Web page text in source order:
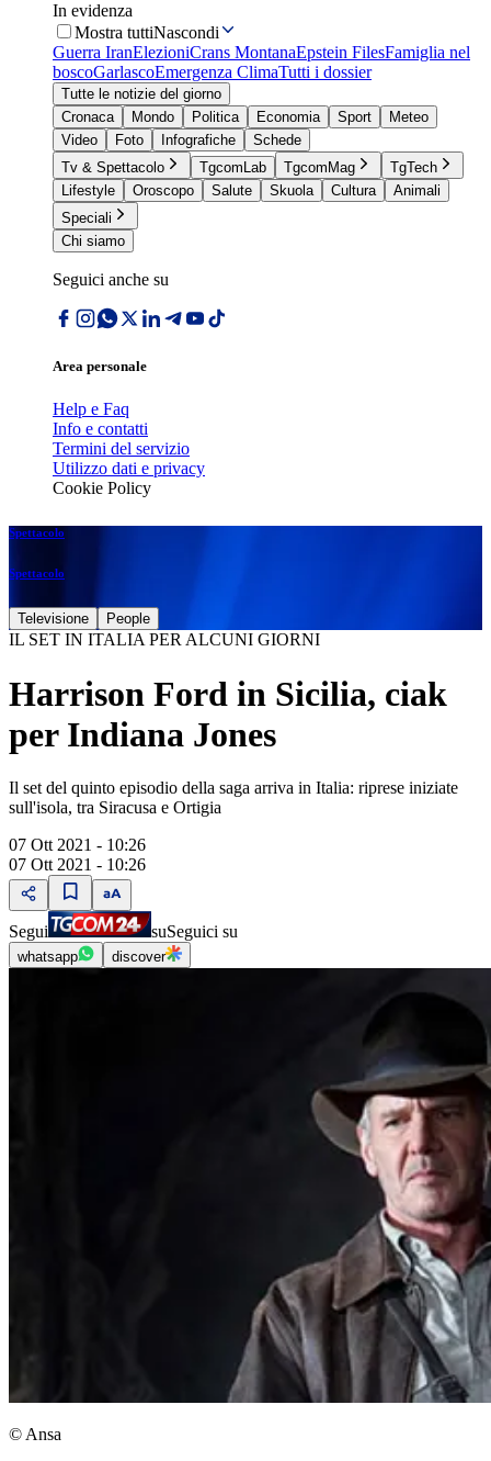
In evidenza
Mostra tuttiNascondi
Guerra IranElezioniCrans MontanaEpstein FilesFamiglia nel
boscoGarlascoEmergenza ClimaTutti i dossier
Tutte le notizie del giorno
Cronaca
Mondo Politica Economia Sport
Meteo
Video
Foto Infografiche
Schede
Tv & Spettacolo
TgcomLab TgcomMag
TgTech
Lifestyle
Oroscopo Salute Skuola Cultura
Animali
Speciali
Chi siamo
Seguici anche su
Area personale
Help e Faq
Info e contatti
Termini del servizio
Utilizzo dati e privacy
Cookie Policy
Spettacolo
Spettacolo
Televisione People
IL SET IN ITALIA PER ALCUNI GIORNI
Harrison Ford in Sicilia, ciak
per Indiana Jones
Il set del quinto episodio della saga arriva in Italia: riprese iniziate
sull'isola, tra Siracusa e Ortigia
07 Ott 2021 - 10:26
07 Ott 2021 - 10:26
Segui suSeguici su
whatsapp discover
© Ansa